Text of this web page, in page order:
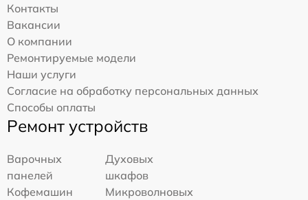
Контакты
Вакансии
О компании
Ремонтируемые модели
Наши услуги
Согласие на обработку персональных данных
Способы оплаты
Ремонт устройств
Варочных
панелей
Духовых
шкафов
Кофемашин
Микроволновых